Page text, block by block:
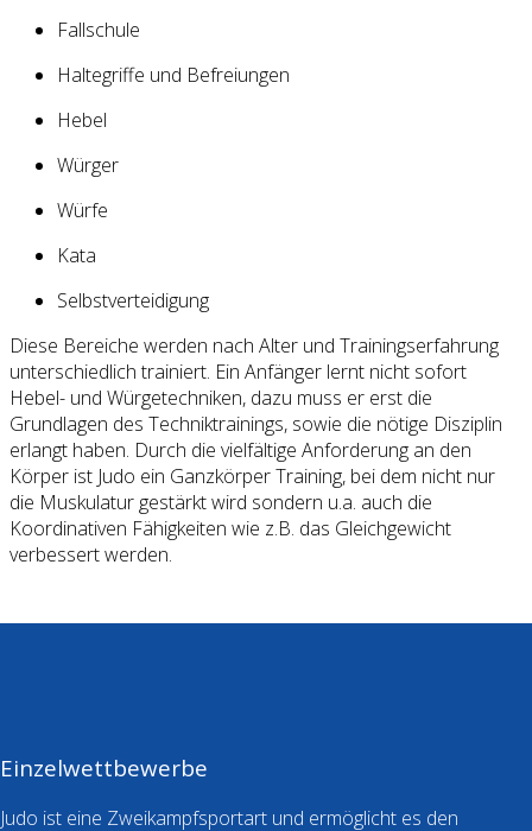
Fallschule
Haltegriffe und Befreiungen
Hebel
Würger
Würfe
Kata
Selbstverteidigung
Diese Bereiche werden nach Alter und Trainingserfahrung
unterschiedlich trainiert. Ein Anfänger lernt nicht sofort
Hebel- und Würgetechniken, dazu muss er erst die
Grundlagen des Techniktrainings, sowie die nötige Disziplin
erlangt haben. Durch die vielfältige Anforderung an den
Körper ist Judo ein Ganzkörper Training, bei dem nicht nur
die Muskulatur gestärkt wird sondern u.a. auch die
Koordinativen Fähigkeiten wie z.B. das Gleichgewicht
verbessert werden.
Einzelwettbewerbe
Judo ist eine Zweikampfsportart und ermöglicht es den